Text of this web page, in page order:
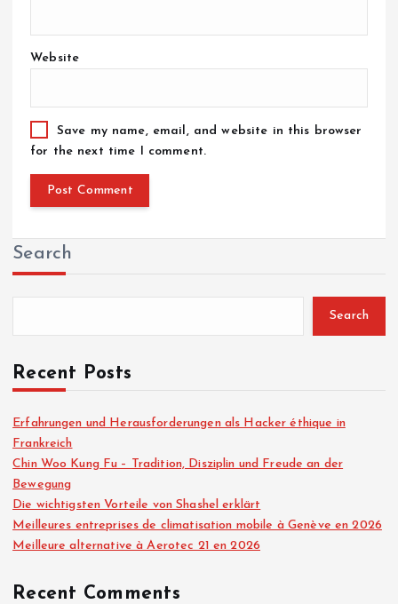
Website
Save my name, email, and website in this browser
for the next time I comment.
Search
Search
Recent Posts
Erfahrungen und Herausforderungen als Hacker éthique in
Frankreich
Chin Woo Kung Fu – Tradition, Disziplin und Freude an der
Bewegung
Die wichtigsten Vorteile von Shashel erklärt
Meilleures entreprises de climatisation mobile à Genève en 2026
Meilleure alternative à Aerotec 21 en 2026
Recent Comments